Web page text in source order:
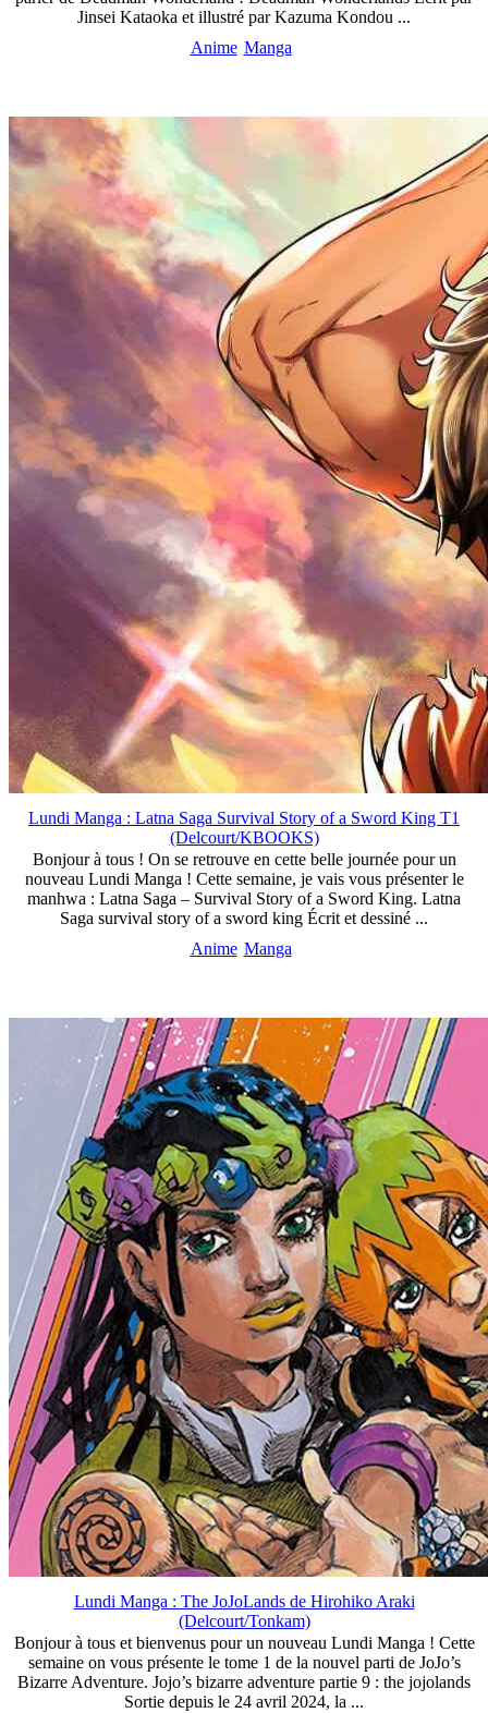
Jinsei Kataoka et illustré par Kazuma Kondou ...
Anime Manga
Lundi Manga : Latna Saga Survival Story of a Sword King T1
(Delcourt/KBOOKS)
Bonjour à tous ! On se retrouve en cette belle journée pour un
nouveau Lundi Manga ! Cette semaine, je vais vous présenter le
manhwa : Latna Saga – Survival Story of a Sword King. Latna
Saga survival story of a sword king Écrit et dessiné ...
Anime Manga
Lundi Manga : The JoJoLands de Hirohiko Araki
(Delcourt/Tonkam)
Bonjour à tous et bienvenus pour un nouveau Lundi Manga ! Cette
semaine on vous présente le tome 1 de la nouvel parti de JoJo’s
Bizarre Adventure. Jojo’s bizarre adventure partie 9 : the jojolands
Sortie depuis le 24 avril 2024, la ...